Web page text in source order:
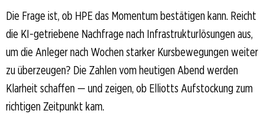
Die Frage ist, ob HPE das Momentum bestätigen kann. Reicht
die KI-getriebene Nachfrage nach Infrastrukturlösungen aus,
um die Anleger nach Wochen starker Kursbewegungen weiter
zu überzeugen? Die Zahlen vom heutigen Abend werden
Klarheit schaffen — und zeigen, ob Elliotts Aufstockung zum
richtigen Zeitpunkt kam.